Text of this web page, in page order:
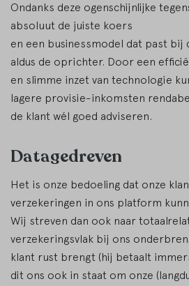
Ondanks deze ogenschijnlijke
absoluut de juiste koers
en een businessmodel dat past bij
aldus de oprichter. Door een
en slimme inzet van technologie
lagere provisie-inkomsten
de klant wél goed adviseren.
Datagedreven
Het is onze bedoeling dat onze
verzekeringen in ons platform
Wij streven dan ook naar
verzekeringsvlak bij ons
klant rust brengt (hij betaalt
dit ons ook in staat om onze